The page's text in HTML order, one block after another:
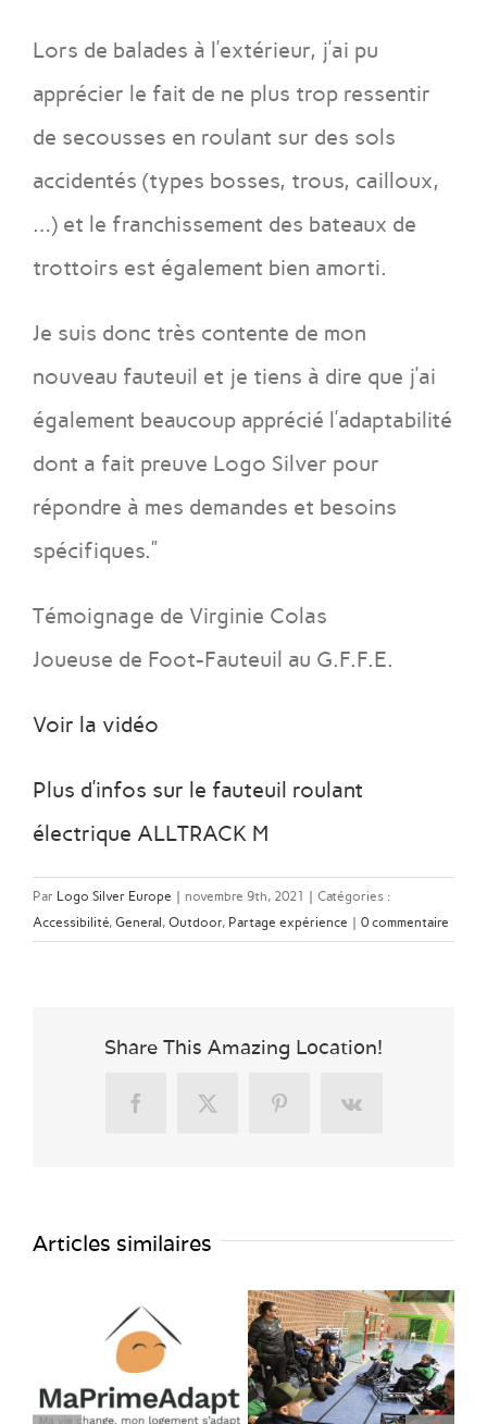
Lors de balades à l’extérieur, j’ai pu
apprécier le fait de ne plus trop ressentir
de secousses en roulant sur des sols
accidentés (types bosses, trous, cailloux,
…) et le franchissement des bateaux de
trottoirs est également bien amorti.
Je suis donc très contente de mon
nouveau fauteuil et je tiens à dire que j’ai
également beaucoup apprécié l’adaptabilité
dont a fait preuve Logo Silver pour
répondre à mes demandes et besoins
spécifiques.”
Témoignage de Virginie Colas
Joueuse de Foot-Fauteuil au G.F.F.E.
Voir la vidéo
Plus d’infos sur le fauteuil roulant
électrique ALLTRACK M
Par Logo Silver Europe novembre 9th, 2021
Catégories :
Accessibilité, General , Outdoor, Partage expérience 0 commentaire
Share This Amazing Location!
FacebookX PinterestVk
Articles similaires